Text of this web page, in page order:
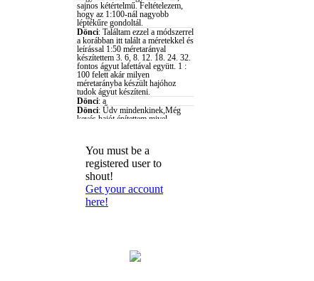
You must be a
registered user to
shout!
Get your account
here!